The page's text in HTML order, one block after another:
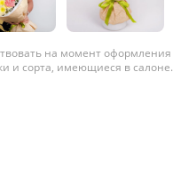
на момент оформления
и сорта, имеющиеся в салоне.